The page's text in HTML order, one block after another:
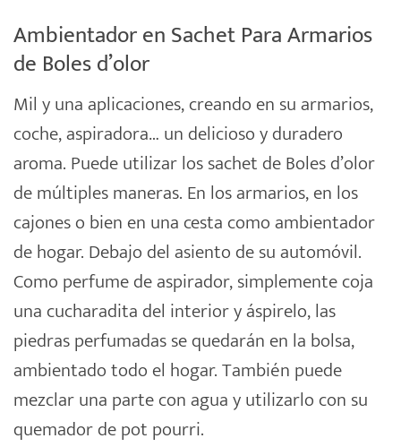
Ambientador en Sachet Para Armarios
de Boles d’olor
Mil y una aplicaciones, creando en su armarios,
coche, aspiradora… un delicioso y duradero
aroma. Puede utilizar lossachet deBoles d’olor
de múltiples maneras. En los armarios, en los
cajones o bien en una cesta como ambientador
de hogar. Debajo del asiento de su automóvil.
Como perfume de aspirador, simplemente coja
una cucharadita del interior y áspirelo, las
piedras perfumadas se quedarán en la bolsa,
ambientado todo el hogar. También puede
mezclar una parte con agua y utilizarlo con su
quemador de pot pourri.